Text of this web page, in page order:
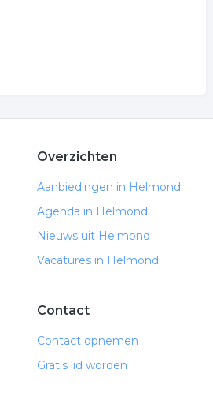
Overzichten
Aanbiedingen in Helmond
Agenda in Helmond
Nieuws uit Helmond
Vacatures in Helmond
Contact
Contact opnemen
Gratis lid worden